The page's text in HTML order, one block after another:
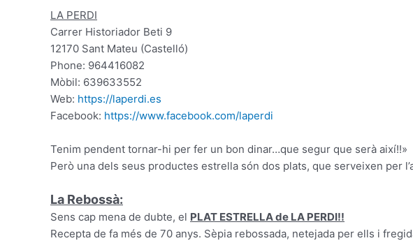
LA PERDI
Carrer Historiador Beti 9
12170 Sant Mateu (Castelló)
Phone: 964416082
Mòbil: 639633552
Web: https://laperdi.es
Facebook: https://www.facebook.com/laperdi
Tenim pendent tornar-hi per fer un bon dinar…que segur que serà així!!»
Però una dels seus productes estrella són dos plats, que serveixen per
La Rebossà:
Sens cap mena de dubte, el PLAT ESTRELLA de LA PERDI!!
Recepta de fa més de 70 anys. Sèpia rebossada, netejada per ells i